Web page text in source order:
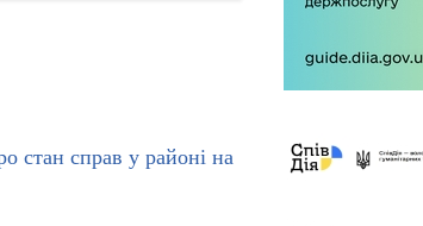
стан справ у районі на